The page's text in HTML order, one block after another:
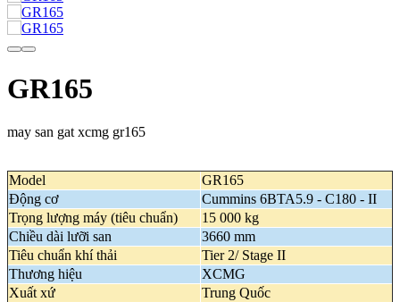
GR165
may san gat xcmg gr165
Model
GR165
Động cơ
Cummins 6BTA5.9 - C180 - II
Trọng lượng máy (tiêu chuẩn)
15 000 kg
Chiều dài lưỡi san
3660 mm
Tiêu chuẩn khí thải
Tier 2/ Stage II
Thương hiệu
XCMG
Xuất xứ
Trung Quốc